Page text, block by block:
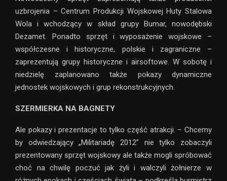
uzbrojenia – Centrum Produkcji Wojskowej Huty Stalowa
Wola i wchodzący w skład grupy Bumar, nowodębski
Dezamet. Ponadto sprzęt i wyposażenie wojskowe –
współczesne i historyczne, polskie i zagraniczne –
zaprezentują grupy historyczne i airsoftowe. W sobotę i
niedzielę zaplanowano także pokazy dynamiczne
jednostek wojskowych i grup rekonstrukcyjnych.
SZERMIERKA NA BAGNETY
Ale pokazy i prezentacje to tylko część atrakcji. – Chcemy
by odwiedzający „Militariadę 2012” nie tylko zobaczyli
prezentowany sprzęt wojskowy ale także mogli spróbować
choć na chwilę poczuć jak żyli i walczyli żołnierze w